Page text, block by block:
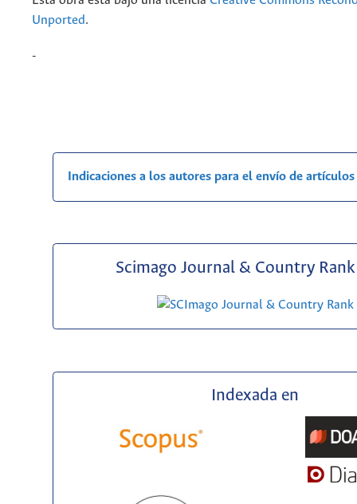
Unported.
-
Indicaciones a los autores para el envío de artículos
Scimago Journal & Country Rank
Indexada en